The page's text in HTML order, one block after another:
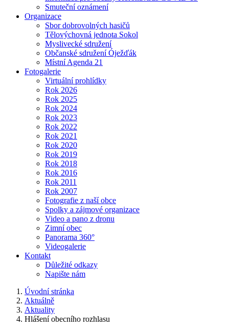
Smuteční oznámení
Organizace
Sbor dobrovolných hasičů
Tělovýchovná jednota Sokol
Myslivecké sdružení
Občanské sdružení Óježďák
Místní Agenda 21
Fotogalerie
Virtuální prohlídky
Rok 2026
Rok 2025
Rok 2024
Rok 2023
Rok 2022
Rok 2021
Rok 2020
Rok 2019
Rok 2018
Rok 2016
Rok 2011
Rok 2007
Fotografie z naší obce
Spolky a zájmové organizace
Video a pano z dronu
Zimní obec
Panorama 360°
Videogalerie
Kontakt
Důležité odkazy
Napište nám
Úvodní stránka
Aktuálně
Aktuality
Hlášení obecního rozhlasu